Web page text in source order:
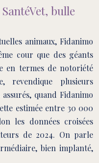
bulle
animaux, Fidanimo
cour que des géants
en termes de notoriété
revendique plusieurs
quand Fidanimo
estimée entre 30 000
les données croisées
de 2024. On parle
bien implanté,